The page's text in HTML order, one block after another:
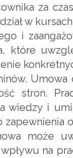
za
w
i
które
stron.
wiedzy i
może
na